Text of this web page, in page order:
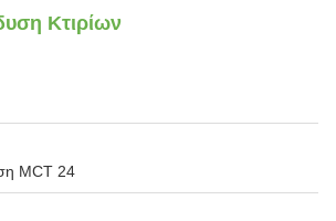
Κτιρίων
MCT 24